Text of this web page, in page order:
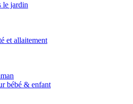
le jardin
et allaitement
bébé & enfant